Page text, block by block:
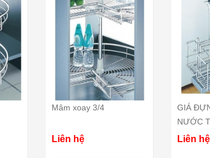
Mâm xoay 3/4
Liên hệ
GIÁ
NƯỚC
Liên hệ